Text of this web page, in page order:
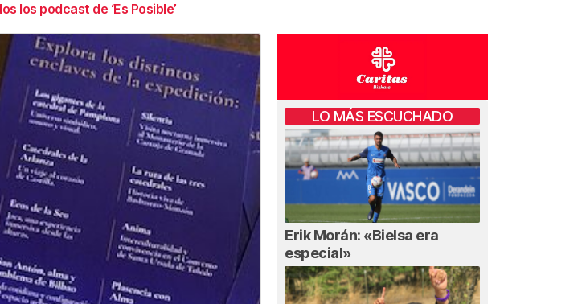
los podcast de ‘Es Posible’
LO MÁS ESCUCHADO
Erik Morán: «Bielsa era
especial»